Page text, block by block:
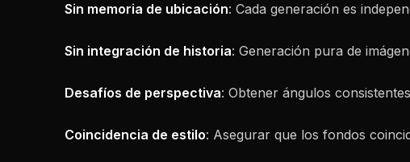
Sin memoria de ubicación: Cada generación es
Sin integración de historia: Generación pura de
Desafíos de perspectiva: Obtener ángulos
Coincidencia de estilo: Asegurar que los fondos